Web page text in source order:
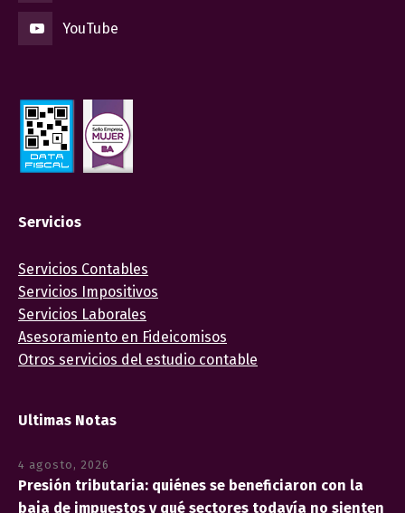
YouTube
Servicios
Servicios Contables
Servicios Impositivos
Servicios Laborales
Asesoramiento en Fideicomisos
Otros servicios del estudio contable
Ultimas Notas
4 agosto, 2026
Presión tributaria: quiénes se beneficiaron con la
baja de impuestos y qué sectores todavía no sienten